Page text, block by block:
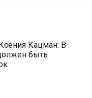
Кацман: В
быть